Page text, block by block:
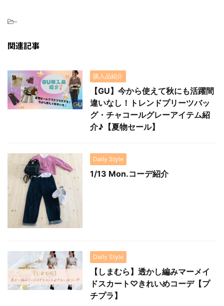
-
関連記事
購入品紹介
【GU】今から使えて秋にも活躍間
違いなし！トレンドプリーツバッ
グ・チャコールグレーアイテム紹
介♪【夏物セール】
Daily Style
1/13 Mon.コーデ紹介
Daily Style
【しまむら】透かし編みマーメイ
ドスカート♡きれいめコーデ【プ
チプラ】